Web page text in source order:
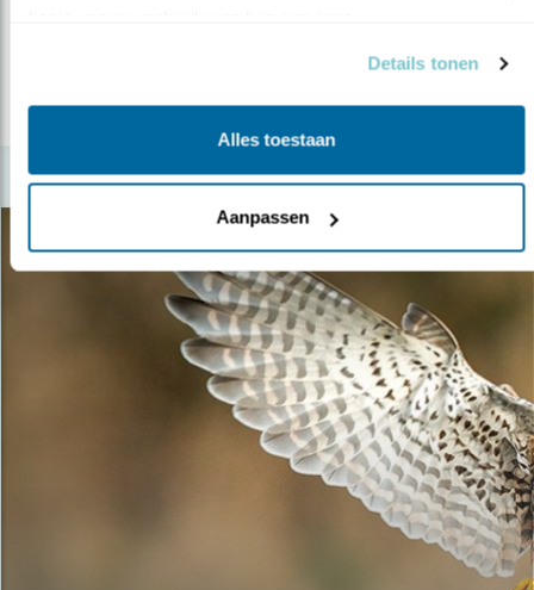
Details tonen
Alles toestaan
Aanpassen
lees meer